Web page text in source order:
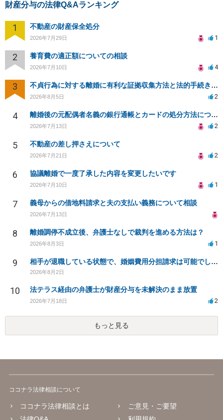
財産分与の法律Q&Aランキング
1 不動産の財産保全処分
2026年7月29日 1
2 養育費の適正額についての相談
2026年7月10日 4
3 不貞行為に対する離婚に有利な証拠収集方法と法的手続きについて
2026年8月5日 2
4 離婚後の元配偶者名義の銀行通帳とカードの処分方法について
2026年7月13日 2
5 不動産の差し押さえについて
2026年7月21日 2
6 協議離婚で一度了承した内容を変更したいです
2026年7月10日 1
7 義母からの借地料請求と夫の支払い義務について相談
2026年7月13日
8 離婚調停不成立後、弁護士なしで裁判を進める方法は？
2026年8月3日 1
9 相手が退職している状態で、婚姻費用分担請求は可能でしょうか？
2026年8月2日
10 法テラス経由の弁護士が財産分与を未解決のまま放置
2026年7月18日 2
もっと見る
ココナラ法律相談について
ココナラ法律相談とは
ご意見・ご要望